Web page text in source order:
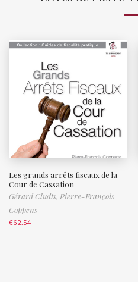
Les grands arrêts fiscaux de la
Cour de Cassation
Gérard Cludts, Pierre-François
Coppens
€62,54